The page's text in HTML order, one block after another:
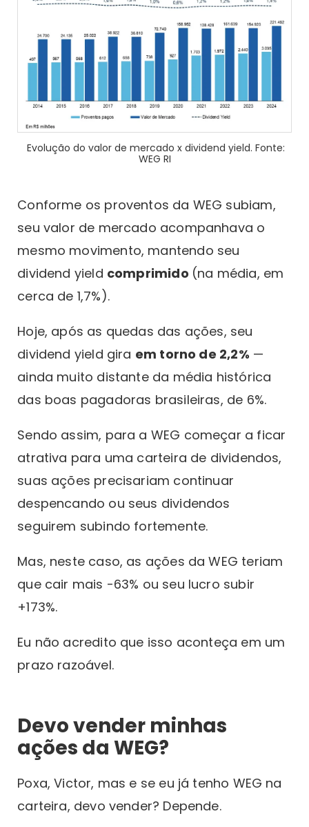
Evolução do valor de mercado x dividend yield. Fonte:
WEG RI
Conforme os proventos da WEG subiam,
seu valor de mercado acompanhava o
mesmo movimento, mantendo seu
dividend yield comprimido (na média, em
cerca de 1,7%).
Hoje, após as quedas das ações, seu
dividend yield gira em torno de 2,2% —
ainda muito distante da média histórica
das boas pagadoras brasileiras, de 6%.
Sendo assim, para a WEG começar a ficar
atrativa para uma carteira de dividendos,
suas ações precisariam continuar
despencando ou seus dividendos
seguirem subindo fortemente.
Mas, neste caso, as ações da WEG teriam
que cair mais -63% ou seu lucro subir
+173%.
Eu não acredito que isso aconteça em um
prazo razoável.
Devo vender minhas
ações da WEG?
Poxa, Victor, mas e se eu já tenho WEG na
carteira, devo vender? Depende.